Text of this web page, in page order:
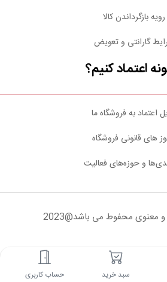
سبد خرید حساب کاربری
رویه بازگرداندن کالا
گارانتی و تعویض
اعتماد کنیم؟
اعتماد به فروشگاه ما
های قانونی فروشگاه
و حوزه‌های فعالیت
معنوی محفوط می باشد@2023